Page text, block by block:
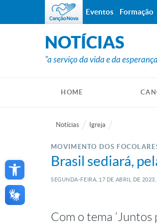
Open toolbar
NOTÍCIAS
"a serviço da vida e da
HOME
Notícias Igreja
MOVIMENTO DOS
Brasil sediará,
SEGUNDA-FEIRA, 17 DE ABRIL DE
Com o tema
Eventos Formação